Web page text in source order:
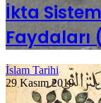
İkta
Faydaları
İslam Tarihi
29 Kasım 2019